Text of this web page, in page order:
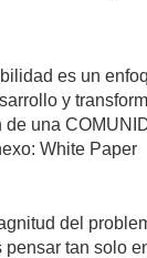
es un
y
una
White Paper
del
pensar tan solo